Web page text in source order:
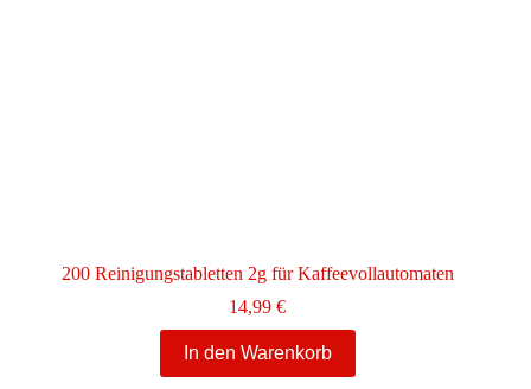
200 Reinigungstabletten 2g für Kaffeevollautomaten
14,99€
In den Warenkorb